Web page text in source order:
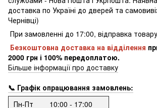
доставка по Україні до дверей та
Чернівці)
При замовленні до 17:00, відправка
Безкоштовна доставка на відділення
2000 грн і 100% передоплатою.
Більше інформації про доставку
📞 Графік опрацювання замовлень:
Пн-Пт
10:00 - 17:00